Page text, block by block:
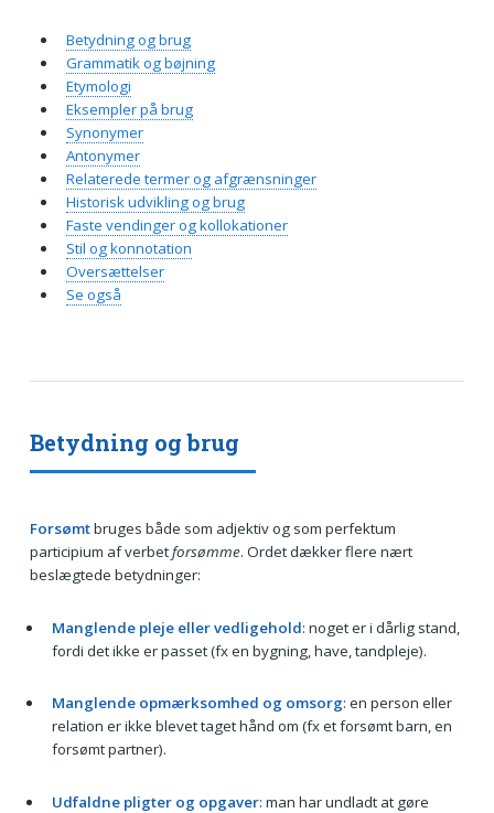
Betydning og brug
Forsømtbruges både som adjektiv og som perfektum
participium af verbetforsømme. Ordet dækker flere nært
beslægtede betydninger:
Manglende pleje eller vedligehold: noget er i dårlig stand,
fordi det ikke er passet (fx en bygning, have, tandpleje).
Manglende opmærksomhed og omsorg: en person eller
relation er ikke blevet taget hånd om (fx et forsømt barn, en
forsømt partner).
Udfaldne pligter og opgaver: man har undladt at gøre
Betydning og brug
Grammatik og bøjning
Etymologi
Eksempler på brug
Synonymer
Antonymer
Relaterede termer og afgrænsninger
Historisk udvikling og brug
Faste vendinger og kollokationer
Stil og konnotation
Oversættelser
Se også